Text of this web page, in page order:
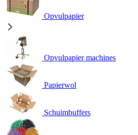
Opvulpapier
Opvulpapier machines
Papierwol
Schuimbuffers